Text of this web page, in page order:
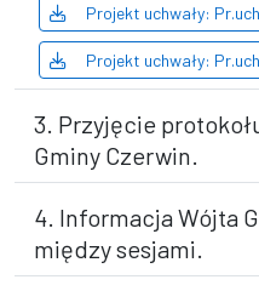
Projekt uchwały:
Projekt uchwały:
3. Przyjęcie
Gminy Czerwin.
4. Informacja Wójta
między sesjami.